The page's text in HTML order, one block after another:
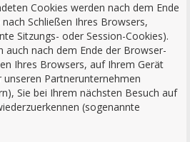
Cookies werden nach dem Ende
Schließen Ihres Browsers,
Sitzungs- oder Session-Cookies).
auch nach dem Ende der Browser-
Ihres Browsers, auf Ihrem Gerät
Partnerunternehmen
Sie bei Ihrem nächsten Besuch auf
(sogenannte